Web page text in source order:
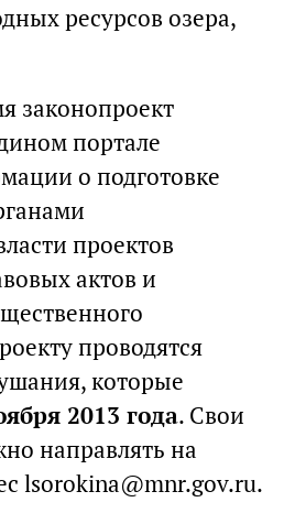
ресурсов озера,
законопроект
портале
о подготовке
проектов
актов и
проводятся
которые
2013 года. Свои
направлять на
lsorokina@mnr.gov.ru.